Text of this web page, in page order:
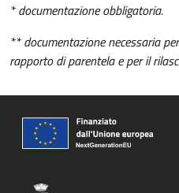
* documentazione obbligatoria.
** documentazione necessaria
rapporto di parentela e per il